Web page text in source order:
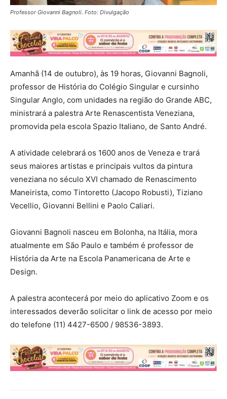
Professor Giovanni Bagnoli. Foto: Divulgação
Amanhã (14 de outubro), às 19 horas, Giovanni Bagnoli,
professor de História do Colégio Singular e cursinho
Singular Anglo, com unidades na região do Grande ABC,
ministrará a palestra Arte Renascentista Veneziana,
promovida pela escola Spazio Italiano, de Santo André.
A atividade celebrará os 1600 anos de Veneza e trará
seus maiores artistas e principais vultos da pintura
veneziana no século XVI chamado de Renascimento
Maneirista, como Tintoretto (Jacopo Robusti), Tiziano
Vecellio, Giovanni Bellini e Paolo Caliari.
Giovanni Bagnoli nasceu em Bolonha, na Itália, mora
atualmente em São Paulo e também é professor de
História da Arte na Escola Panamericana de Arte e
Design.
A palestra acontecerá por meio do aplicativo Zoom e os
interessados deverão solicitar o link de acesso por meio
do telefone (11) 4427-6500 / 98536-3893.